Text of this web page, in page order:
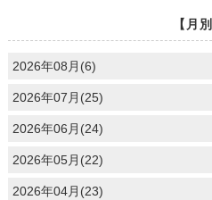
【月別
2026年08月(6)
2026年07月(25)
2026年06月(24)
2026年05月(22)
2026年04月(23)